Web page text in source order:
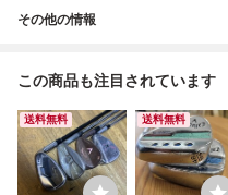
その他の情報
この商品も注目されています
送料無料 送料無料